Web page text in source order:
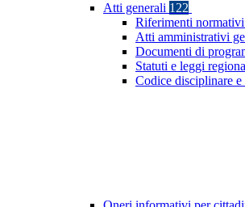
Atti generali 122
Riferimenti
Atti amministrativi
Documenti di
Statuti e leggi
Codice disciplinare